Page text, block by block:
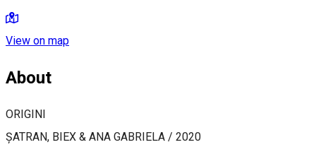
View on map
About
ORIGINI
ȘATRAN, BIEX & ANA GABRIELA / 2020